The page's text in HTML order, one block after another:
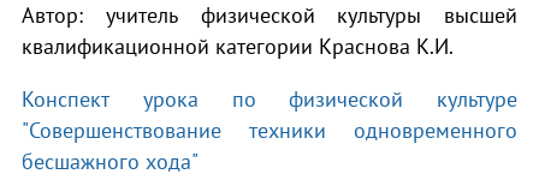
Автор: учитель физической культуры высшей
квалификационной категории Краснова К.И.
Конспект урока по физической культуре
"Совершенствование техники одновременного
бесшажного хода"